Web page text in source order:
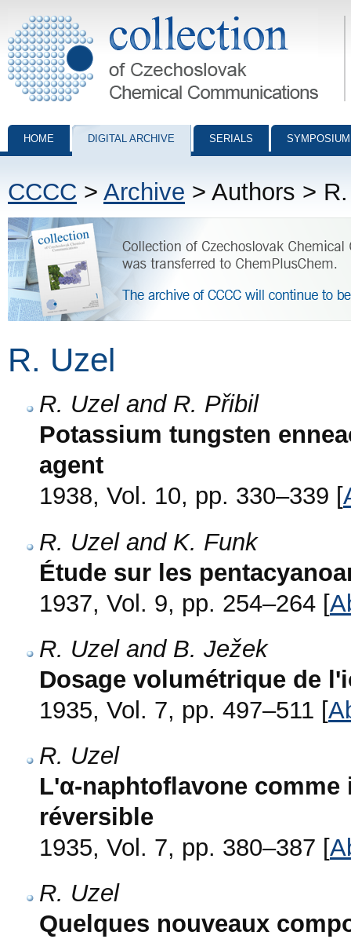
Collection of Czechoslovak Chemical Communications - digital
HOME DIGITAL ARCHIVE SERIALS
CCCC > Archive > Authors >
R. Uzel
R. Uzel and R. Přibil
Potassium tungsten
agent
1938, Vol. 10, pp. 330–339 [
R. Uzel and K. Funk
Étude sur les
1937, Vol. 9, pp. 254–264 [
R. Uzel and B. Ježek
Dosage volumétrique de
1935, Vol. 7, pp. 497–511 [
R. Uzel
L'α-naphtoflavone
réversible
1935, Vol. 7, pp. 380–387 [
R. Uzel
Quelques nouveaux